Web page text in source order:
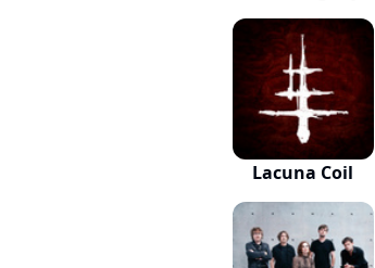
Lacuna Coil